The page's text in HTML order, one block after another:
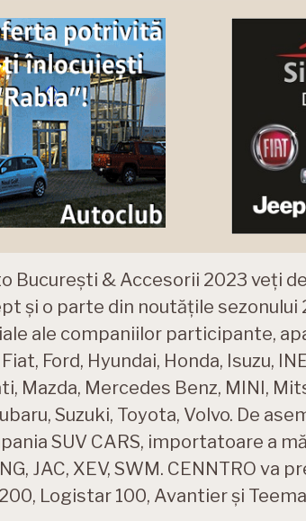
București & Accesorii 2023 veți
și o parte din noutățile sezonului
ale companiilor participante,
Ford, Hyundai, Honda, Isuzu,
Mazda, Mercedes Benz, MINI,
Suzuki, Toyota, Volvo. De
SUV CARS, importatoare a
JAC, XEV, SWM. CENNTRO va
Logistar 100, Avantier și